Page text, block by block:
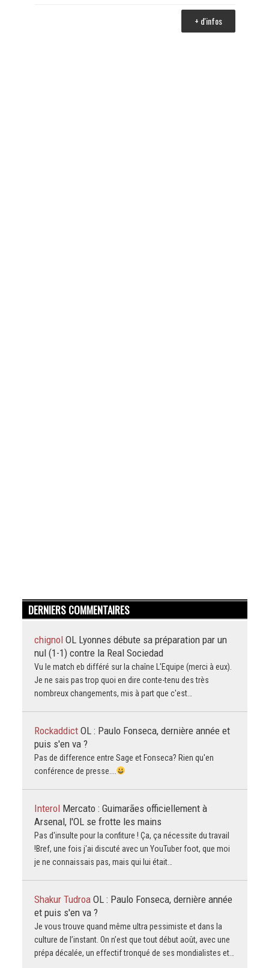
+ d'infos
DERNIERS COMMENTAIRES
chignol OL Lyonnes débute sa préparation par un
nul (1-1) contre la Real Sociedad
Vu le match eb différé sur la chaîne L'Equipe (merci à eux).
Je ne sais pas trop quoi en dire conte-tenu des très
nombreux changements, mis à part que c'est…
Rockaddict OL : Paulo Fonseca, dernière année et
puis s'en va ?
Pas de difference entre Sage et Fonseca? Rien qu'en
conférence de presse....
Interol Mercato : Guimarães officiellement à
Arsenal, l'OL se frotte les mains
Pas d'insulte pour la confiture ! Ça, ça nécessite du travail
!Bref, une fois j'ai discuté avec un YouTuber foot, que moi
je ne connaissais pas, mais qui lui était…
Shakur Tudroa OL : Paulo Fonseca, dernière année
et puis s'en va ?
Je vous trouve quand même ultra pessimiste et dans la
culture de l’instant. On n’est que tout début août, avec une
prépa décalée, un effectif tronqué de ses mondialistes et…